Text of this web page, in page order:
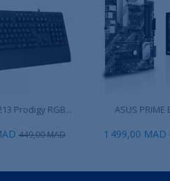
Prodigy RGB...
449,00 MAD
ASUS PRIME
1 499,00 MAD